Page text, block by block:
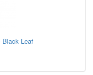
Black Leaf